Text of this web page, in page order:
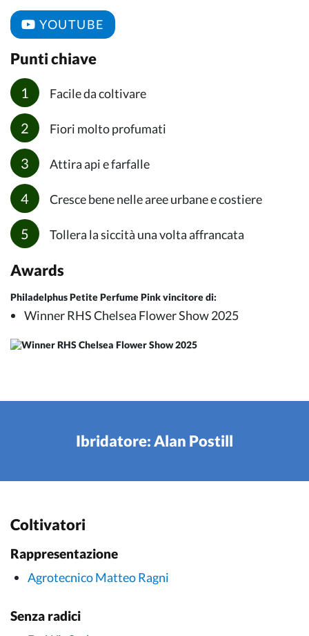
YOUTUBE
Punti chiave
Facile da coltivare
Fiori molto profumati
Attira api e farfalle
Cresce bene nelle aree urbane e costiere
Tollera la siccità una volta affrancata
Awards
Philadelphus Petite Perfume Pink vincitore di:
Winner RHS Chelsea Flower Show 2025
Ibridatore: Alan Postill
Coltivatori
Rappresentazione
Agrotecnico Matteo Ragni
Senza radici